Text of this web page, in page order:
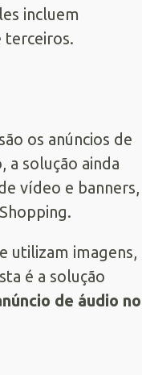
incluem
terceiros.
os anúncios de
a solução ainda
vídeo e banners,
utilizam imagens,
é a solução
de áudio no